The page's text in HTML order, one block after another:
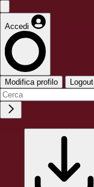
Accedi
Modifica profilo Logout